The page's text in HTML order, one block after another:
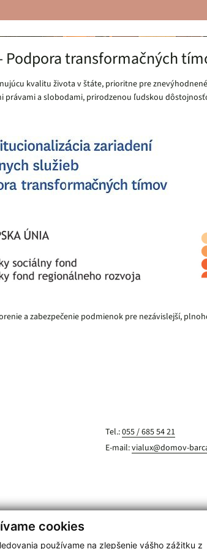
cookies
používame na zlepšenie vášho zážitku z
Podpora transformačných
kvalitu života v štáte, prioritne pre
právami a slobodami, prirodzenou ľudskou
a zabezpečenie podmienok pre nezávislejší,
Tel.:055 / 685 54 21
E-mail:vialux@domov-